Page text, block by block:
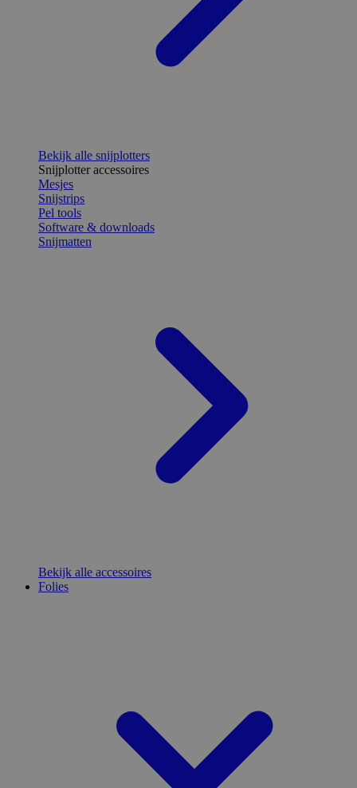
Bekijk alle snijplotters
Snijplotter accessoires
Mesjes
Snijstrips
Pel tools
Software & downloads
Snijmatten
Bekijk alle accessoires
Folies